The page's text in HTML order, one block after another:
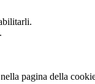
.
pagina della